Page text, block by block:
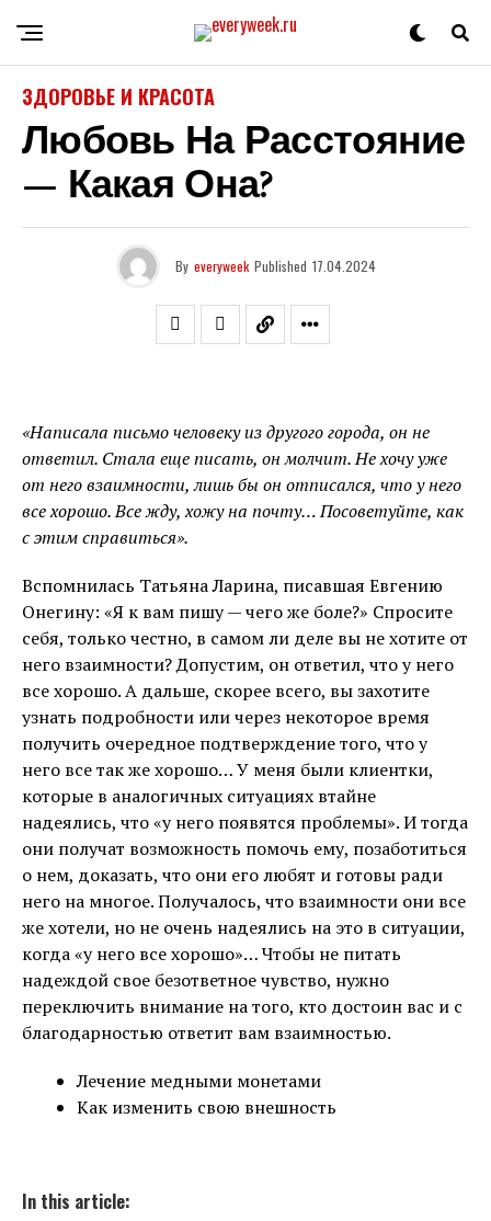
ЗДОРОВЬЕ И КРАСОТА
Любовь На Расстояние
— Какая Она?
By everyweek Published 17.04.2024
«Написала письмо человеку из другого города, он не
ответил. Стала еще писать, он молчит. Не хочу уже
от него взаимности, лишь бы он отписался, что у него
все хорошо. Все жду, хожу на почту… Посоветуйте, как
с этим справиться».
Вспомнилась Татьяна Ларина, писавшая Евгению
Онегину: «Я к вам пишу — чего же боле?» Спросите
себя, только честно, в самом ли деле вы не хотите от
него взаимности? Допустим, он ответил, что у него
все хорошо. А дальше, скорее всего, вы захотите
узнать подробности или через некоторое время
получить очередное подтверждение того, что у
него все так же хорошо… У меня были клиентки,
которые в аналогичных ситуациях втайне
надеялись, что «у него появятся проблемы». И тогда
они получат возможность помочь ему, позаботиться
о нем, доказать, что они его любят и готовы ради
него на многое. Получалось, что взаимности они все
же хотели, но не очень надеялись на это в ситуации,
когда «у него все хорошо»… Чтобы не питать
надеждой свое безответное чувство, нужно
переключить внимание на того, кто достоин вас и с
благодарностью ответит вам взаимностью.
Лечение медными монетами
Как изменить свою внешность
In this article: